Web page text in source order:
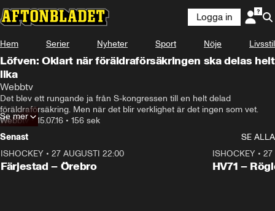
Logga in
Hem Serier Nyheter Sport Nöje Livsstil
Löfven: Oklart när föräldraförsäkringen ska delas helt
lika
Webbtv
Det blev ett rungande ja från S-kongressen till en helt delad
föräldraförsäkring. Men när det blir verklighet är det ingen som vet.
Webbtv • 15.07.16 • 156 sek
Se mer
Senast
SE ALLA
Plus
ISHOCKEY • 27 AUGUSTI 22:00
Färjestad – Örebro
Plus
ISHOCKEY• 27
HV71 –